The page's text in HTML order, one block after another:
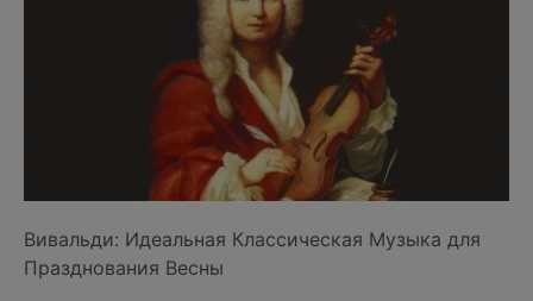
Вивальди: Идеальная Классическая Музыка для
Празднования Весны